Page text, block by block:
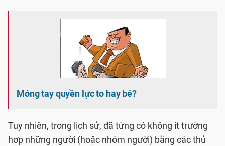
Móng tay quyền lực to hay bé?
Tuy nhiên, trong lịch sử, đã từng có không ít trường
hợp những người (hoặc nhóm người) bằng các thủ